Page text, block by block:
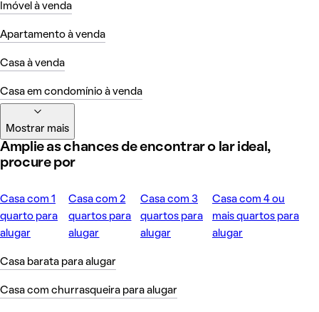
Imóvel à venda
Apartamento à venda
Casa à venda
Casa em condomínio à venda
Mostrar mais
Amplie as chances de encontrar o lar ideal,
procure por
Casa com 1
quarto para
alugar
Casa com 2
quartos para
alugar
Casa com 3
quartos para
alugar
Casa com 4 ou
mais quartos para
alugar
Casa barata para alugar
Casa com churrasqueira para alugar